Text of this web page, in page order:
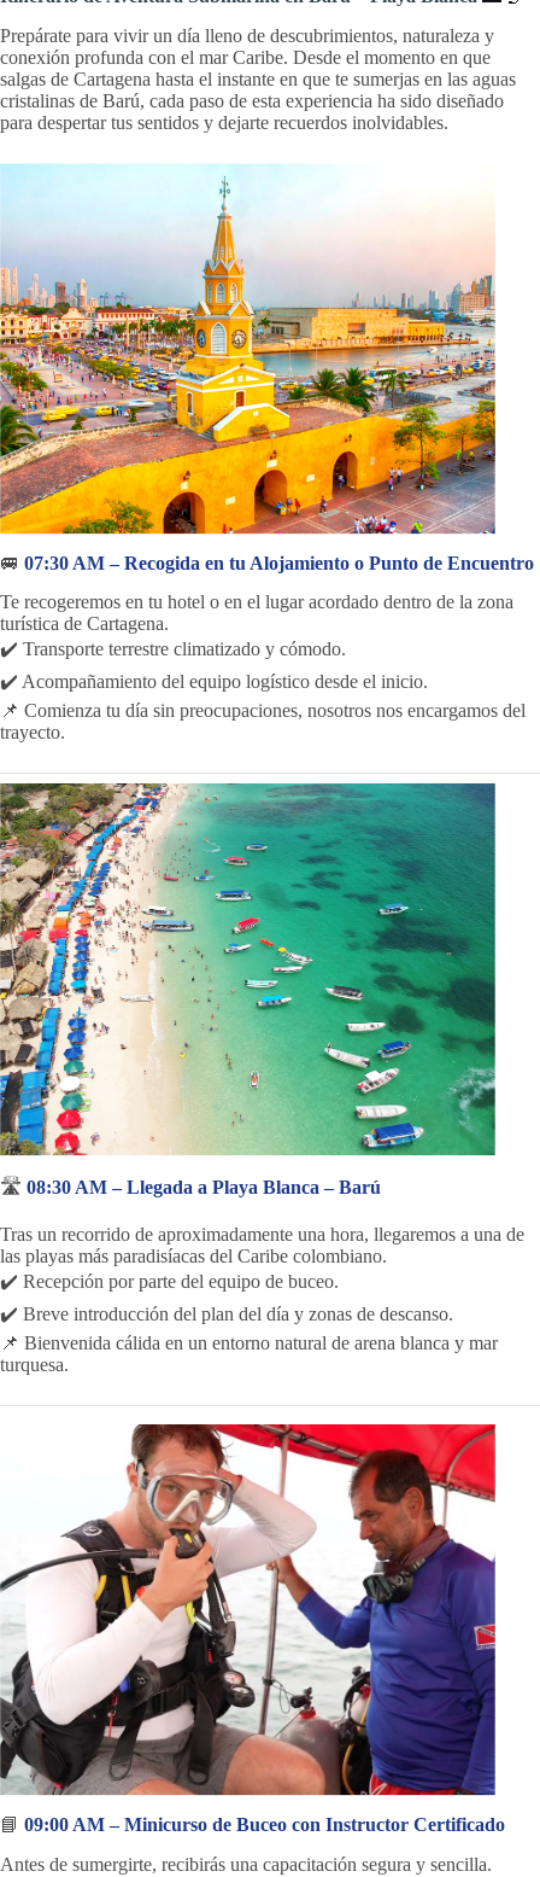
Prepárate para vivir un día lleno de descubrimientos, naturaleza y
conexión profunda con el mar Caribe. Desde el momento en que
salgas de Cartagena hasta el instante en que te sumerjas en las aguas
cristalinas de Barú, cada paso de esta experiencia ha sido diseñado
para despertar tus sentidos y dejarte recuerdos inolvidables.
🚐 07:30 AM – Recogida en tu Alojamiento o Punto de Encuentro
Te recogeremos en tu hotel o en el lugar acordado dentro de la zona
turística de Cartagena.
✔️ Transporte terrestre climatizado y cómodo.
✔️ Acompañamiento del equipo logístico desde el inicio.
📌 Comienza tu día sin preocupaciones, nosotros nos encargamos del
trayecto.
🛣️ 08:30 AM – Llegada a Playa Blanca – Barú
Tras un recorrido de aproximadamente una hora, llegaremos a una de
las playas más paradisíacas del Caribe colombiano.
✔️ Recepción por parte del equipo de buceo.
✔️ Breve introducción del plan del día y zonas de descanso.
📌 Bienvenida cálida en un entorno natural de arena blanca y mar
turquesa.
📘 09:00 AM – Minicurso de Buceo con Instructor Certificado
Antes de sumergirte, recibirás una capacitación segura y sencilla.